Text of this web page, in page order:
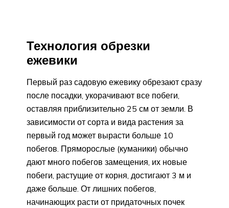
Технология обрезки
ежевики
Первый раз садовую ежевику обрезают сразу
после посадки, укорачивают все побеги,
оставляя приблизительно 25 см от земли. В
зависимости от сорта и вида растения за
первый год может вырасти больше 10
побегов. Пряморослые (куманики) обычно
дают много побегов замещения, их новые
побеги, растущие от корня, достигают 3 м и
даже больше. От лишних побегов,
начинающих расти от придаточных почек